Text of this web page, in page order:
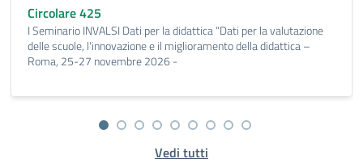
Circolare 425
I Seminario INVALSI Dati per la didattica “Dati per la valutazione
delle scuole, l'innovazione e il miglioramento della didattica –
Roma, 25-27 novembre 2026 -
Vedi tutti